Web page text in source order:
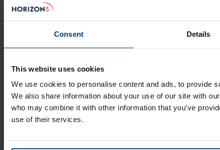
Consent Details
This website uses cookies
We use cookies to personalise content and ads, to provide
We also share information about your use of our site with
who may combine it with other information that you’ve
use of their services.
I et marked fyldt med støj hjælper vi dig med at forstå, hvad der
faktisk driver tech og aktiemarkedet. Hver uge får du datadrevne
analyser og konkrete indsigter fra de globale markedsledere inden
for teknologi og digitalisering.